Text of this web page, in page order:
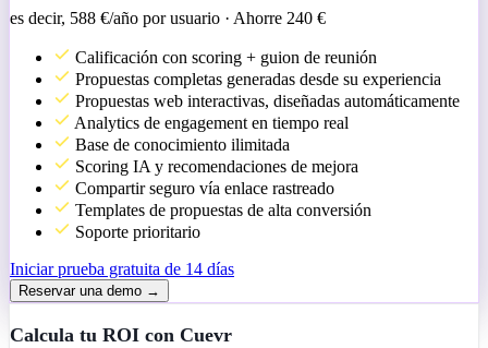
es decir, 588 €/año por usuario · Ahorre 240 €
Calificación con scoring + guion de reunión
Propuestas completas generadas desde su experiencia
Propuestas web interactivas, diseñadas automáticamente
Analytics de engagement en tiempo real
Base de conocimiento ilimitada
Scoring IA y recomendaciones de mejora
Compartir seguro vía enlace rastreado
Templates de propuestas de alta conversión
Soporte prioritario
Iniciar prueba gratuita de 14 días
Reservar una demo →
Calcula tu ROI con Cuevr